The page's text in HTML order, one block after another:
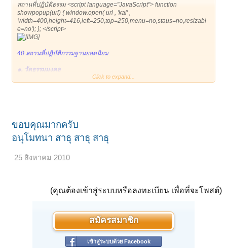
สถานที่ปฏิบัติธรรม <script language="JavaScript"> function
showpopup(url) { window.open( url , 'kai' ,
'width=400,height=416,left=250,top=250,menu=no,staus=no,resizabl
e=no'); }; </script>
40 สถานที่ปฏิบัติกรรมฐานยอดนิยม
๑. วัดธรรมมงคล
ซอยปุณณวิถี ๒๐ ถ. สุขุมวิท ๑๐๑ บางจาก พระโขนง กรุงเทพฯ
ทุกห้องมีเครื่องปรับอากาศ ๔. ห้องสำหรับทำสมาธิ
๕. สถานปฏิบัติธรรม จ. เชียงราย ๖. สำนักสงฆ์น้ำตกแม่กลาง
๕๓ บ. อัมพวัน ถ. เอเชีย กม. ๑๓๐ หมู่ที่ ๔ ต. พรหมบุรี อ. พรหมบุรี จ.สิงห์บุรี
โทร. ๔๑๓-๑๗๐๖, ๘๐๕-๐๗๙๐-๔
วิปัสสนาจารย์ คุณแม่สิริ กรินชัย
แนวการปฏิบัติ แนวสติปัฏฐาน ๔ เจริญสติอย่างต่อเนื่อง
ตามแนวพระธีรราชมหามุนี วัดมหาธาตุ
Click to expand...
ขอบคุณมากครับ
อนุโมทนา สาธุ สาธุ สาธุ
25 สิงหาคม 2010
(คุณต้องเข้าสู่ระบบหรือลงทะเบียน เพื่อที่จะโพสต์)
สมัครสมาชิก
เข้าสู่ระบบด้วย Facebook